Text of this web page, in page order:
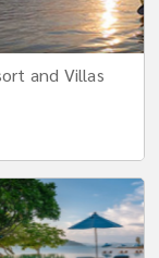
and Villas